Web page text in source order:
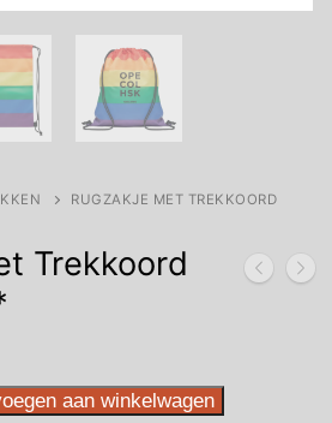
RUGZAKJE MET TREKKOORD
Trekkoord
aan winkelwagen